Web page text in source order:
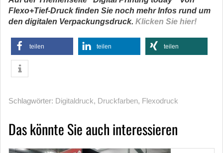
Flexo+Tief-Druck finden Sie noch mehr Infos rund um
den digitalen Verpackungsdruck. Klicken Sie hier!
teilen teilen teilen
Schlagwörter: Digitaldruck, Druckfarben, Flexodruck
Das könnte Sie auch interessieren